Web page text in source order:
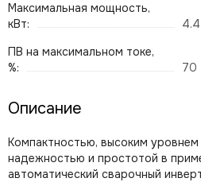
Максимальная мощность,
кВт:
4.4
ПВ на максимальном токе,
%:
70
Описание
Компактностью, высоким уровнем
надежностью и простотой в
автоматический сварочный